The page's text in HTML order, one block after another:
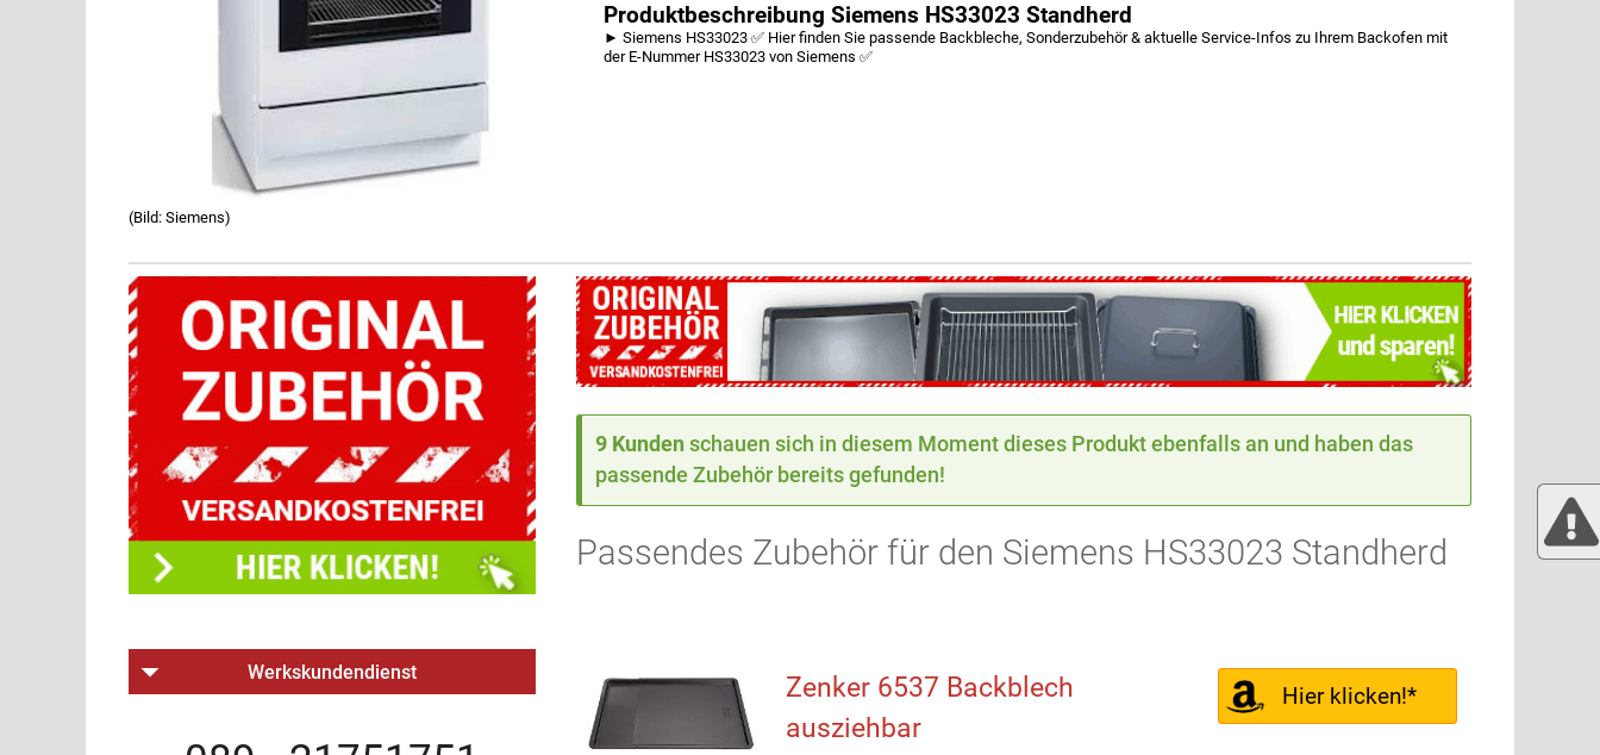
(Bild: Siemens)
Produktbeschreibung Siemens HS33023 Standherd
► Siemens HS33023 ✅ Hier finden Sie passende Backbleche, Sonderzubehör & aktuelle Service-Infos zu Ihrem Backofen mit
der E-Nummer HS33023 von Siemens ✅
9 Kunden schauen sich in diesem Moment dieses Produkt ebenfalls an und haben das
passende Zubehör bereits gefunden!
Passendes Zubehör für den Siemens HS33023 Standherd
Zenker 6537 Backblech
ausziehbar
Hier klicken!*
Werkskundendienst